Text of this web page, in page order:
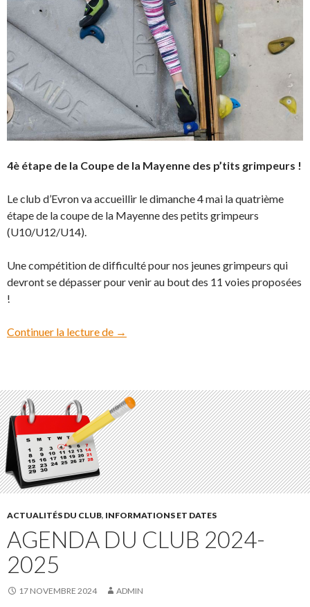
4è étape de la Coupe de la Mayenne des p’tits grimpeurs !
Le club d’Evron va accueillir le dimanche 4 mai la quatrième
étape de la coupe de la Mayenne des petits grimpeurs
(U10/U12/U14).
Une compétition de difficulté pour nos jeunes grimpeurs qui
devront se dépasser pour venir au bout des 11 voies proposées
!
Continuer la lecture de Coupe de la Mayenne des p’tits
→
ACTUALITÉS DU CLUB, INFORMATIONS ET DATES
AGENDA DU CLUB 2024-
2025
17 NOVEMBRE 2024 ADMIN